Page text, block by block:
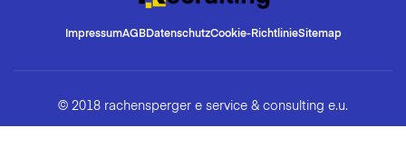
ImpressumAGBDatenschutzCookie-RichtlinieSitemap
© 2018 rachensperger e service & consulting e.u.